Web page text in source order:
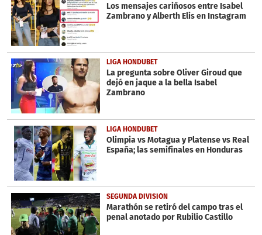
Los mensajes cariñosos entre Isabel
Zambrano y Alberth Elis en Instagram
LIGA HONDUBET
La pregunta sobre Oliver Giroud que
dejó en jaque a la bella Isabel
Zambrano
LIGA HONDUBET
Olimpia vs Motagua y Platense vs Real
España; las semifinales en Honduras
SEGUNDA DIVISIÓN
Marathón se retiró del campo tras el
penal anotado por Rubilio Castillo